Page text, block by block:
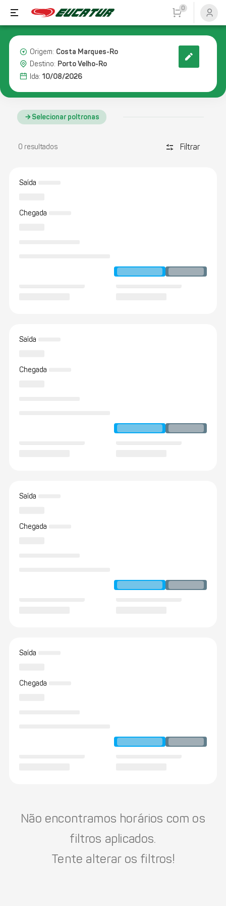
0
Origem: Costa Marques-Ro
Destino: Porto Velho-Ro
Ida: 10/08/2026
Selecionar poltronas
0 resultados discover_tune Filtrar
Saída
Chegada
Saída
Chegada
Saída
Chegada
Saída
Chegada
Não encontramos horários com os
filtros aplicados.
Tente alterar os filtros!